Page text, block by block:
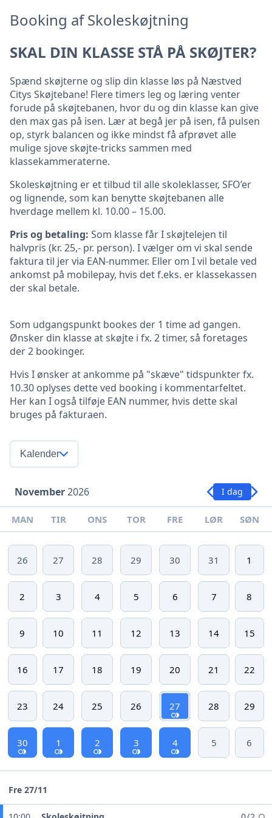
Booking af Skoleskøjtning
SKAL DIN KLASSE STÅ PÅ SKØJTER?
Spænd skøjterne og slip din klasse løs på Næstved
Citys Skøjtebane! Flere timers leg og læring venter
forude på skøjtebanen, hvor du og din klasse kan give
den max gas på isen. Lær at begå jer på isen, få pulsen
op, styrk balancen og ikke mindst få afprøvet alle
mulige sjove skøjte-tricks sammen med
klassekammeraterne.
Skoleskøjtning er et tilbud til alle skoleklasser, SFO’er
og lignende, som kan benytte skøjtebanen alle
hverdage mellem kl. 10.00 – 15.00.
Pris og betaling: Som klasse får I skøjtelejen til
halvpris (kr. 25,- pr. person). I vælger om vi skal sende
faktura til jer via EAN-nummer. Eller om I vil betale ved
ankomst på mobilepay, hvis det f.eks. er klassekassen
der skal betale.
Som udgangspunkt bookes der 1 time ad gangen.
Ønsker din klasse at skøjte i fx. 2 timer, så foretages
der 2 bookinger.
Hvis I ønsker at ankomme på "skæve" tidspunkter fx.
10.30 oplyses dette ved booking i kommentarfeltet.
Her kan I også tilføje EAN nummer, hvis dette skal
bruges på fakturaen.
Kalender
November2026 I dag
MAN TIR ONS TOR FRE LØR SØN
26 27 28 29 30 31 1
2 3 4 5 6 7 8
9 10 11 12 13 14 15
16 17 18 19 20 21 22
23 24 25 26 27 28 29
30 1 2 3 4 5 6
Fre 27/11